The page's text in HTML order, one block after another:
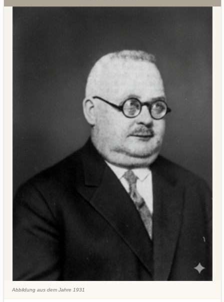
Abbildung aus dem Jahre 1931